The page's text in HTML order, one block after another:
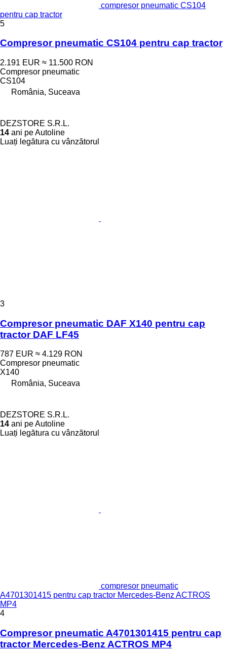
compresor pneumatic CS104
pentru cap tractor
5
Compresor pneumatic CS104 pentru cap tractor
2.191 EUR ≈ 11.500 RON
Compresor pneumatic
CS104
România, Suceava
DEZSTORE S.R.L.
14 ani pe Autoline
Luați legătura cu vânzătorul
3
Compresor pneumatic DAF X140 pentru cap
tractor DAF LF45
787 EUR ≈ 4.129 RON
Compresor pneumatic
X140
România, Suceava
DEZSTORE S.R.L.
14 ani pe Autoline
Luați legătura cu vânzătorul
compresor pneumatic
A4701301415 pentru cap tractor Mercedes-Benz ACTROS
MP4
4
Compresor pneumatic A4701301415 pentru cap
tractor Mercedes-Benz ACTROS MP4